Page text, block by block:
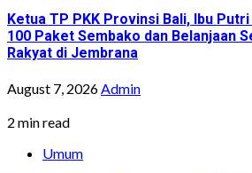
Ketua TP PKK Provinsi Bali, Ibu
100 Paket Sembako dan Belanjaan
Rakyat di Jembrana
August 7, 2026Admin
2 min read
Umum